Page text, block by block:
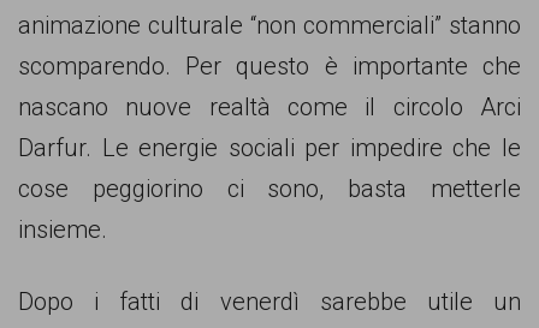
animazione culturale “non commerciali” stanno
scomparendo. Per questo è importante che
nascano nuove realtà come il circolo Arci
Darfur. Le energie sociali per impedire che le
cose peggiorino ci sono, basta metterle
insieme.
Dopo i fatti di venerdì sarebbe utile un